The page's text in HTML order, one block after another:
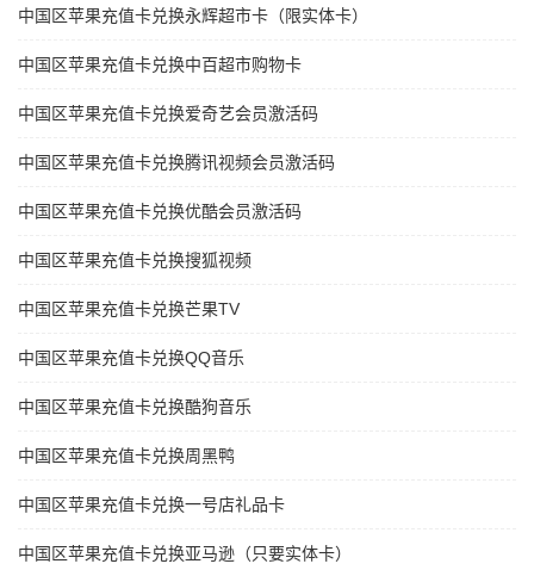
中国区苹果充值卡兑换永辉超市卡（限实体卡）
中国区苹果充值卡兑换中百超市购物卡
中国区苹果充值卡兑换爱奇艺会员激活码
中国区苹果充值卡兑换腾讯视频会员激活码
中国区苹果充值卡兑换优酷会员激活码
中国区苹果充值卡兑换搜狐视频
中国区苹果充值卡兑换芒果TV
中国区苹果充值卡兑换QQ音乐
中国区苹果充值卡兑换酷狗音乐
中国区苹果充值卡兑换周黑鸭
中国区苹果充值卡兑换一号店礼品卡
中国区苹果充值卡兑换亚马逊（只要实体卡）